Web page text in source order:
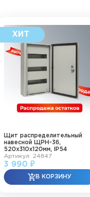
Щит распределительный
навесной ЩРН-36,
520х310х120мм, IP54
Артикул: 24847
3 990 ₽